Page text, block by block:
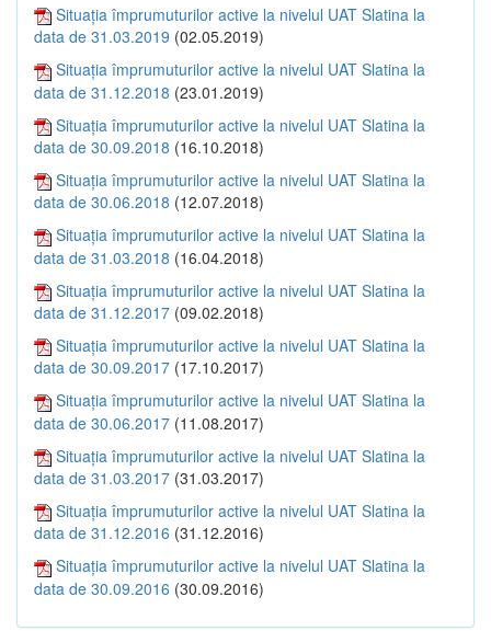
Situația împrumuturilor active la nivelul UAT Slatina la
data de 31.03.2019 (02.05.2019)
Situația împrumuturilor active la nivelul UAT Slatina la
data de 31.12.2018 (23.01.2019)
Situația împrumuturilor active la nivelul UAT Slatina la
data de 30.09.2018 (16.10.2018)
Situația împrumuturilor active la nivelul UAT Slatina la
data de 30.06.2018 (12.07.2018)
Situația împrumuturilor active la nivelul UAT Slatina la
data de 31.03.2018 (16.04.2018)
Situația împrumuturilor active la nivelul UAT Slatina la
data de 31.12.2017 (09.02.2018)
Situația împrumuturilor active la nivelul UAT Slatina la
data de 30.09.2017 (17.10.2017)
Situația împrumuturilor active la nivelul UAT Slatina la
data de 30.06.2017 (11.08.2017)
Situația împrumuturilor active la nivelul UAT Slatina la
data de 31.03.2017 (31.03.2017)
Situația împrumuturilor active la nivelul UAT Slatina la
data de 31.12.2016 (31.12.2016)
Situația împrumuturilor active la nivelul UAT Slatina la
data de 30.09.2016 (30.09.2016)